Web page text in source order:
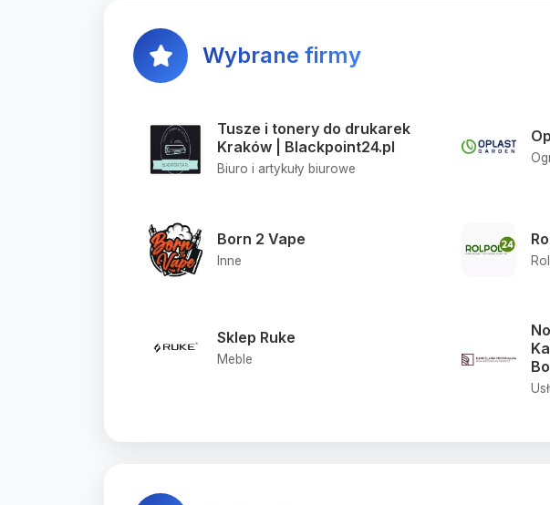
Wybrane firmy
Tusze i tonery do drukarek
Kraków | Blackpoint24.pl
Biuro i artykuły biurowe
Born 2 Vape
Inne
Sklep Ruke
Meble